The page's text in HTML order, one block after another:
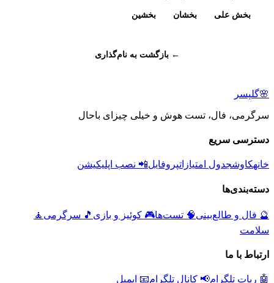
بخش علی بخشان بخشین
← بازگشت به نام‌گذاری
🌸گلپسر
سرگرمی، فال، تست هوش و خیلی چیزای باحال
دسترسی سریع
خانهکاوشجدول امتیازاتپروفایل📲 نصب اپلیکیشن
دسته‌بندی‌ها
🔮 فال و طالع‌بینی🧠 تست‌ها🎮 کوئیز و بازی 🎵 سرگرمی 🧘
سلامت
ارتباط با ما
🤖 ربات تلگرام📢 کانال تلگرام📧 ایمیل